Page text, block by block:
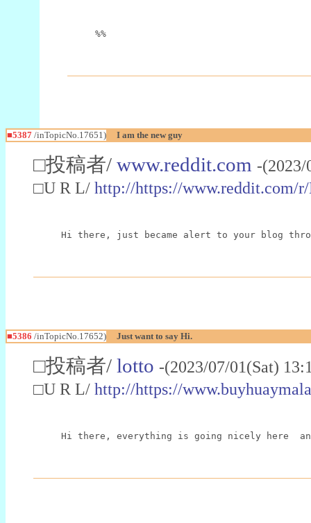
%%
■5387 /inTopicNo.17651) I am the new guy
□投稿者/ www.reddit.com -
□U R L/ http://https://www.reddit.com/
Hi there, just became alert to your blog
■5386 /inTopicNo.17652) Just want to say Hi.
□投稿者/ lotto -(2023/07/01(Sat)
□U R L/ http://https://
Hi there, everything is going nicely here